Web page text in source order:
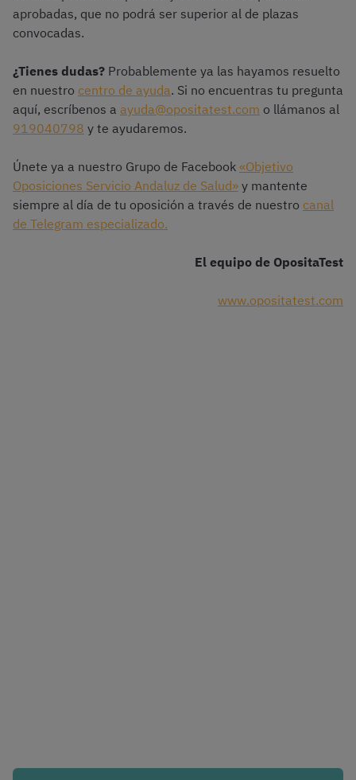
aprobadas, que no podrá ser superior al de plazas
convocadas.
¿Tienes dudas? Probablemente ya las hayamos resuelto
en nuestro centro de ayuda. Si no encuentras tu pregunta
aquí, escríbenos a ayuda@opositatest.com o llámanos al
919040798 y te ayudaremos.
Únete ya a nuestro Grupo de Facebook «Objetivo
Oposiciones Servicio Andaluz de Salud» y mantente
siempre al día de tu oposición a través de nuestro canal
de Telegram especializado.
El equipo de OpositaTest
www.opositatest.com